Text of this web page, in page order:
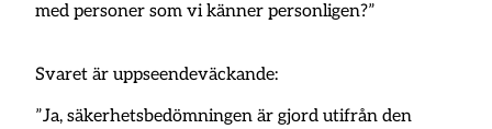
med personer som vi känner personligen?”
Svaret är uppseendeväckande:
”Ja, säkerhetsbedömningen är gjord utifrån den